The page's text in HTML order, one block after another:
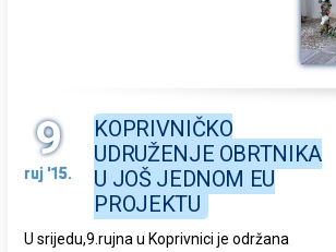
9
ruj '15.
KOPRIVNIČKO
UDRUŽENJE OBRTNIKA
U JOŠ JEDNOM EU
PROJEKTU
U srijedu,9.rujna u Koprivnici je održana